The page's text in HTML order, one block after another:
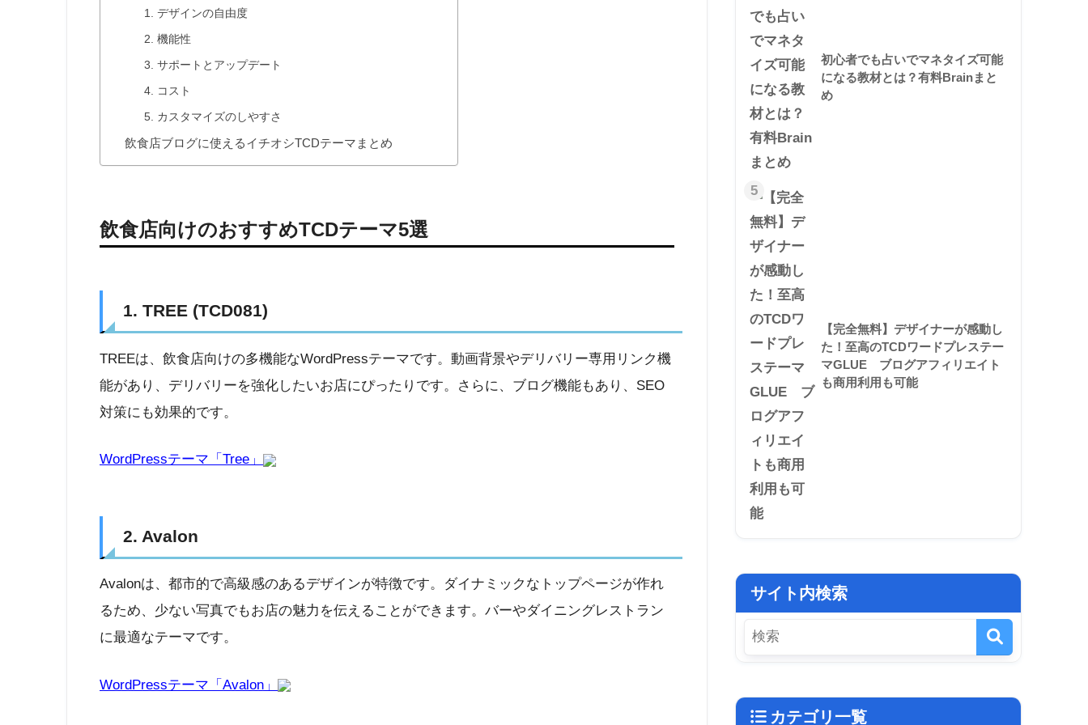
1. デザインの自由度
2. 機能性
3. サポートとアップデート
4. コスト
5. カスタマイズのしやすさ
飲食店ブログに使えるイチオシTCDテーマまとめ
飲食店向けのおすすめTCDテーマ5選
1. TREE (TCD081)
TREEは、飲食店向けの多機能なWordPressテーマです。動画背景やデリバリー専用リンク機
能があり、デリバリーを強化したいお店にぴったりです。さらに、ブログ機能もあり、SEO
対策にも効果的です。
WordPressテーマ「Tree」
2. Avalon
Avalonは、都市的で高級感のあるデザインが特徴です。ダイナミックなトップページが作れ
るため、少ない写真でもお店の魅力を伝えることができます。バーやダイニングレストラン
に最適なテーマです。
WordPressテーマ「Avalon」
初心者でも占いでマネタイズ可能
になる教材とは？有料Brainまと
め
5
【完全無料】デザイナーが感動し
た！至高のTCDワードプレステー
マGLUE ブログアフィリエイト
も商用利用も可能
サイト内検索
カテゴリ一覧